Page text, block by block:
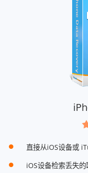
直接从iOS设备或
iOS设备检索丢失的